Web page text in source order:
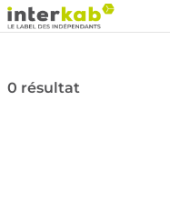
0 résultat